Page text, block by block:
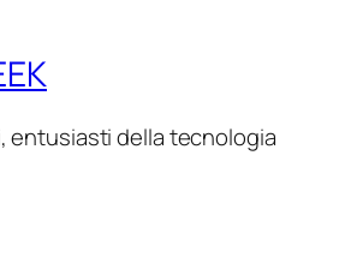
entusiasti della tecnologia